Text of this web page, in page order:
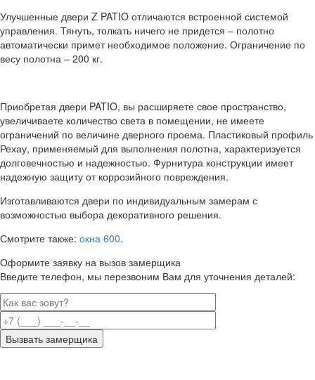
Улучшенные двери Z PATIO отличаются встроенной системой
управления. Тянуть, толкать ничего не придется – полотно
автоматически примет необходимое положение. Ограничение по
весу полотна – 200 кг.
Приобретая двери PATIO, вы расширяете свое пространство,
увеличиваете количество света в помещении, не имеете
ограничений по величине дверного проема. Пластиковый профиль
Рехау, применяемый для выполнения полотна, характеризуется
долговечностью и надежностью. Фурнитура конструкции имеет
надежную защиту от коррозийного повреждения.
Изготавливаются двери по индивидуальным замерам с
возможностью выбора декоративного решения.
Смотрите также: окна 600.
Оформите заявку на вызов замерщика
Введите телефон, мы перезвоним Вам для уточнения деталей: